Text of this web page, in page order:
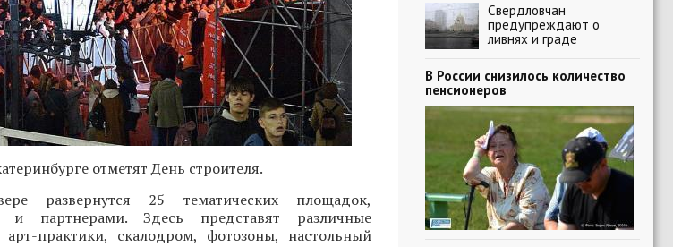
отметят День строителя.
развернутся 25 тематических площадок,
и партнерами. Здесь представят различные
практики, скалодром, фотозоны, настольный
Свердловчан
предупреждают о
ливнях и граде
В России снизилось количество
пенсионеров